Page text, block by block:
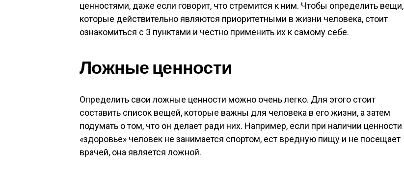
ценностями, даже если говорит, что стремится к ним. Чтобы определить вещи,
которые действительно являются приоритетными в жизни человека, стоит
ознакомиться с 3 пунктами и честно применить их к самому себе.
Ложные ценности
Определить свои ложные ценности можно очень легко. Для этого стоит
составить список вещей, которые важны для человека в его жизни, а затем
подумать о том, что он делает ради них. Например, если при наличии ценности
«здоровье» человек не занимается спортом, ест вредную пищу и не посещает
врачей, она является ложной.